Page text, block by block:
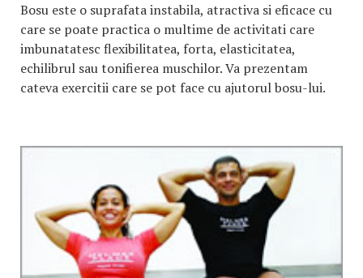
Bosu este o suprafata instabila, atractiva si eficace cu
care se poate practica o multime de activitati care
imbunatatesc flexibilitatea, forta, elasticitatea,
echilibrul sau tonifierea muschilor. Va prezentam
cateva exercitii care se pot face cu ajutorul bosu-lui.